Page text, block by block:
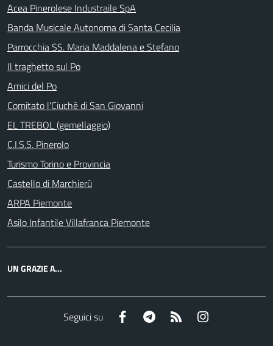
Acea Pinerolese Industraile SpA
Banda Musicale Autonoma di Santa Cecilia
Parrocchia SS. Maria Maddalena e Stefano
Il traghetto sul Po
Amici del Po
Comitato l'Ciuchè di San Giovanni
EL TREBOL (gemellaggio)
C.I.S.S. Pinerolo
Turismo Torino e Provincia
Castello di Marchierù
ARPA Piemonte
Asilo Infantile Villafranca Piemonte
UN GRAZIE A...
Seguici su Facebook Telegram RSS